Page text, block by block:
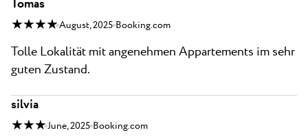
Tomas
★ ★ ★ ★ August, 2025 Booking.com
Tolle Lokalität mit angenehmen Appartements im sehr
guten Zustand.
silvia
★ ★ ★ June, 2025 Booking.com